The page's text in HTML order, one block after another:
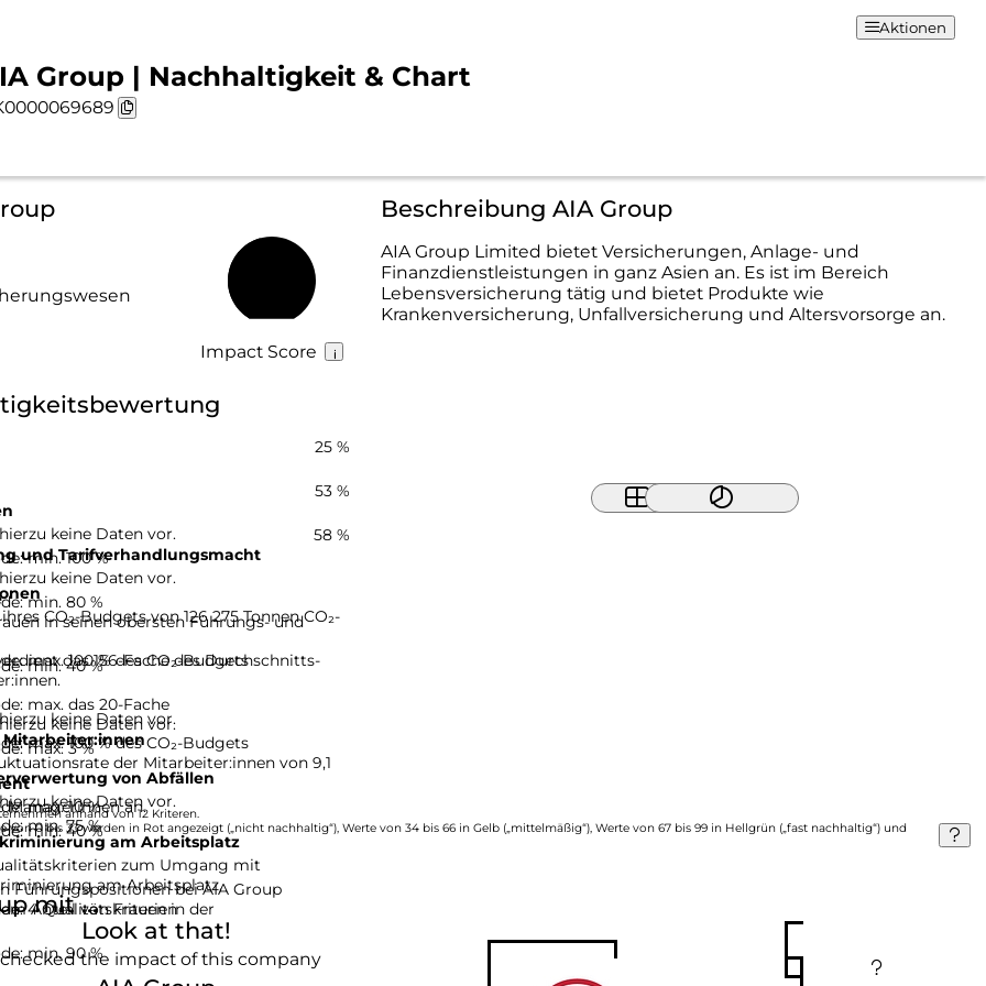
Group | Nachhaltigkeit & Chart
Aktionen
Impact Score
Beschreibung AIA Group
AIA Group Limited bietet Versicherungen, Anlage- und
Finanzdienstleistungen in ganz Asien an. Es ist im Bereich
Lebensversicherung tätig und bietet Produkte wie
Krankenversicherung, Unfallversicherung und Altersvorsorge an.
25 %
keine Daten vor.
min. 100 %
CO₂-Budgets von 126 275 Tonnen CO₂-
max. 100 % des CO₂-Budgets
keine Daten vor.
max. 100 % des CO₂-Budgets
von Abfällen
keine Daten vor.
min. 75 %
53 %
und Tarifverhandlungsmacht
keine Daten vor.
min. 80 %
das 156-Fache des Durchschnitts-
max. das 20-Fache
der Mitarbeiter:innen von 9,1
max. 10 %
am Arbeitsplatz
zum Umgang mit
am Arbeitsplatz.
4 Qualitätskriterien
58 %
in seinen obersten Führungs- und
min. 40 %
keine Daten vor.
max. 3 %
Managerinnen an.
min. 40 %
Führungspositionen bei AIA Group
Anteil von Frauen in der
min. 90 %
anhand von 12 Kriteren.
von 0 bis 33 werden in Rot angezeigt („nicht nachhaltig“), Werte von 34 bis 66 in Gelb („mittelmäßig“), Werte von 67 bis 99 in Hellgrün („fast nachhaltig“) und
Look at that!
the impact of this company
mit ...